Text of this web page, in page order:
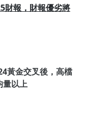
財報，財報優劣將
黃金交叉後，高檔
量以上